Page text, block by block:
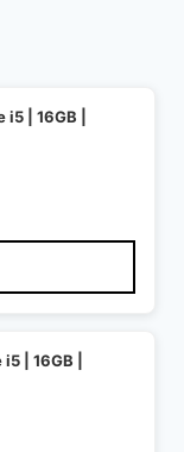
| 16GB |
| 16GB |